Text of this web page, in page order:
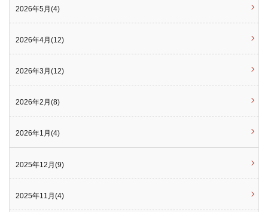
2026年5月(4)
2026年4月(12)
2026年3月(12)
2026年2月(8)
2026年1月(4)
2025年12月(9)
2025年11月(4)